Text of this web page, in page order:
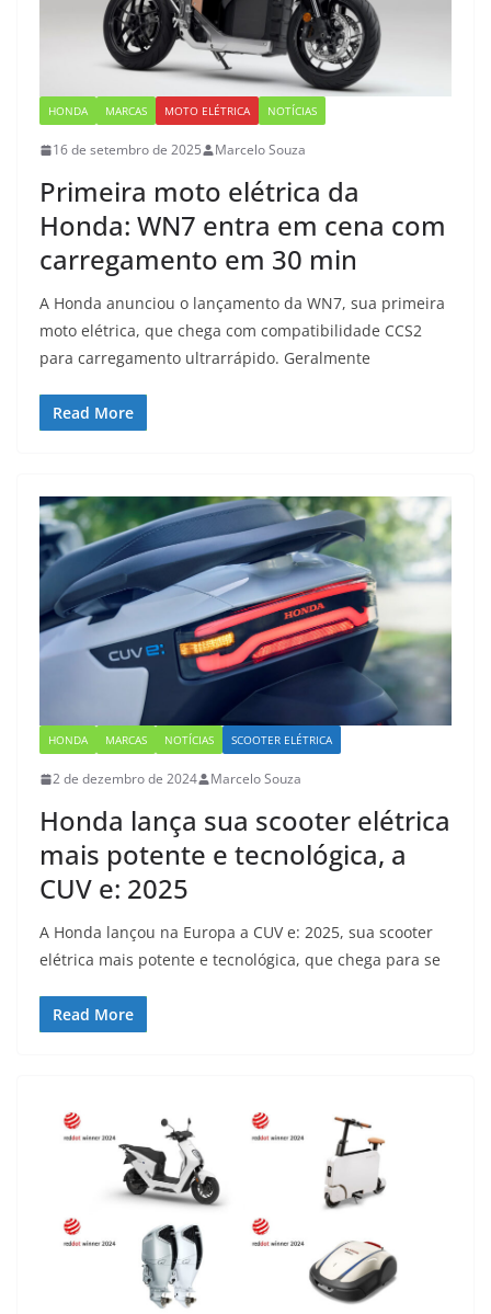
HONDA MARCAS MOTO ELÉTRICA NOTÍCIAS
16 de setembro de 2025 Marcelo Souza
Primeira moto elétrica da
Honda: WN7 entra em cena com
carregamento em 30 min
A Honda anunciou o lançamento da WN7, sua primeira
moto elétrica, que chega com compatibilidade CCS2
para carregamento ultrarrápido. Geralmente
Read More
HONDA MARCAS NOTÍCIAS SCOOTER ELÉTRICA
2 de dezembro de 2024 Marcelo Souza
Honda lança sua scooter elétrica
mais potente e tecnológica, a
CUV e: 2025
A Honda lançou na Europa a CUV e: 2025, sua scooter
elétrica mais potente e tecnológica, que chega para se
Read More